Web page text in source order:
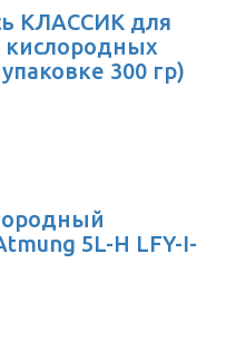
КЛАССИК для
кислородных
300 гр)
5L-H LFY-I-